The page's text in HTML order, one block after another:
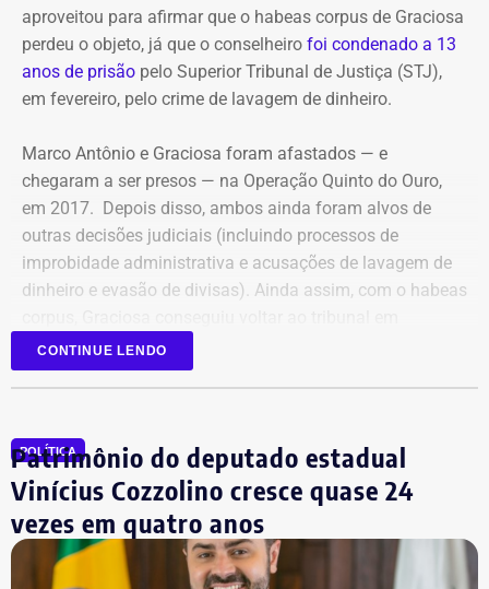
disparos. Apenas Fernanda sobreviveu.
Ronnie Lessa e Élcio Queiroz estão presos desde 12 de março
de 2019. Lessa está no Complexo Penitenciário da Papuda,
em Brasília, e Queiroz, na Penitenciária Federal de Brasília.
Com informações da colunista Vera Araújo, do Jornal “O
Globo”.
aproveitou para afirmar que o habeas corpus de Graciosa
perdeu o objeto, já que o conselheiro foi condenado a 13
anos de prisão pelo Superior Tribunal de Justiça (STJ),
em fevereiro, pelo crime de lavagem de dinheiro.
Marco Antônio e Graciosa foram afastados — e
chegaram a ser presos — na Operação Quinto do Ouro,
em 2017. Depois disso, ambos ainda foram alvos de
outras decisões judiciais (incluindo processos de
improbidade administrativa e acusações de lavagem de
dinheiro e evasão de divisas). Ainda assim, com o habeas
setembro de 2025.
Mas, agora, que o ministro do Supremo afirmou que o
habeas corpus não vale mais, pode ser afastado do cargo
a qualquer momento. De novo.
CONTINUE LENDO
POLÍTICA
Patrimônio do deputado estadual
Vinícius Cozzolino cresce quase 24
vezes em quatro anos